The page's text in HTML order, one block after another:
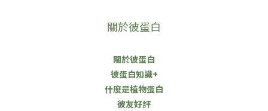
關於彼蛋白
關於彼蛋白
彼蛋白知識+
什麼是植物蛋白
彼友好評